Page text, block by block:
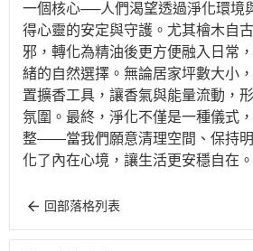
一個核心──人們渴望透過淨化環境
得心靈的安定與守護。尤其檜木自
邪，轉化為精油後更方便融入日常
緒的自然選擇。無論居家坪數大小
置擴香工具，讓香氣與能量流動，
氛圍。最終，淨化不僅是一種儀式
整——當我們願意清理空間、保持
化了內在心境，讓生活更安穩自在。
回部落格列表